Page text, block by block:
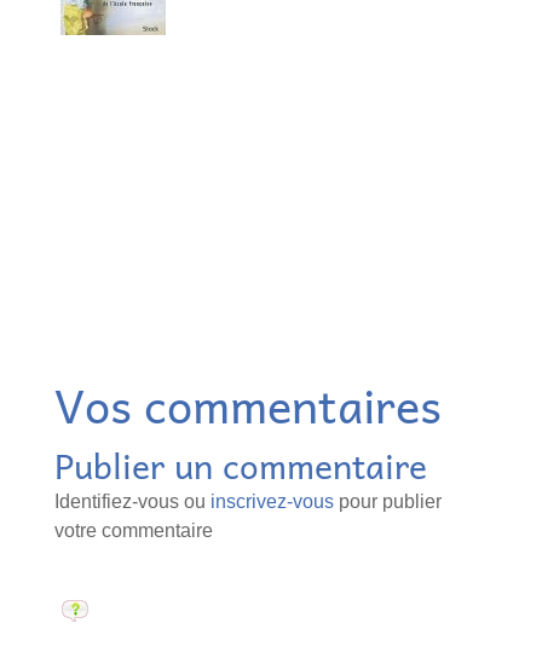
Vos commentaires
Publier un commentaire
Identifiez-vous ou inscrivez-vouspour publier
votre commentaire